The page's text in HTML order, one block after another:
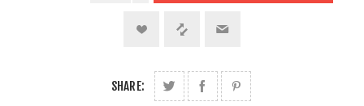
SHARE: